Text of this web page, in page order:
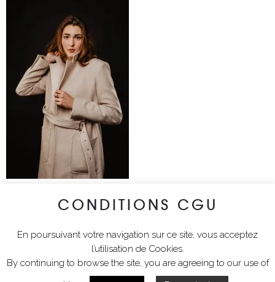
lyciawalterimages
CONDITIONS CGU
En poursuivant votre navigation sur ce site, vous acceptez
l’utilisation de Cookies.
By continuing to browse the site, you are agreeing to our use of